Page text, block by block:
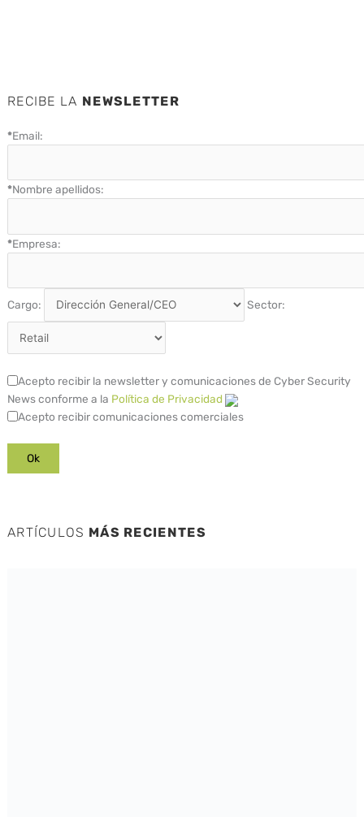
RECIBE LA NEWSLETTER
*Email:
*Nombre apellidos:
*Empresa:
Cargo: Sector:
Acepto recibir la newsletter y comunicaciones de Cyber Security
News conforme a la Política de Privacidad
Acepto recibir comunicaciones comerciales
ARTÍCULOS MÁS RECIENTES